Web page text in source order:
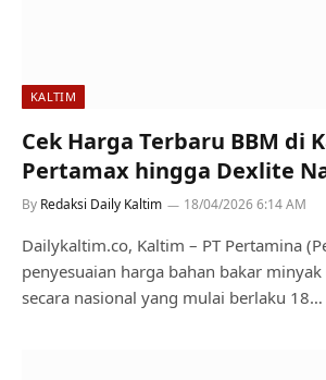
KALTIM
Cek Harga Terbaru BBM di
Pertamax hingga Dexlite
By Redaksi Daily Kaltim 18/04/2026 6:14 AM
Dailykaltim.co, Kaltim – PT Pertamina
penyesuaian harga bahan bakar
secara nasional yang mulai berlaku 18…